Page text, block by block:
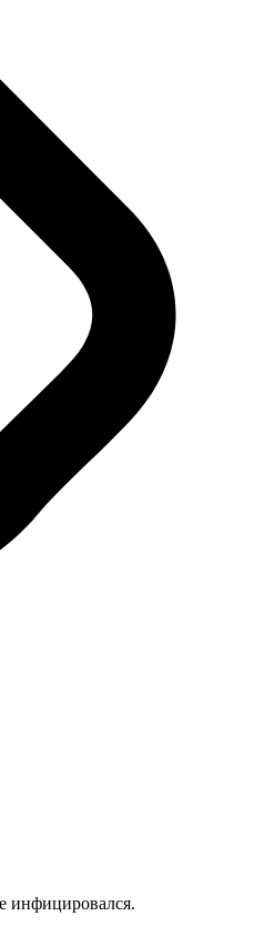
инфицировался.